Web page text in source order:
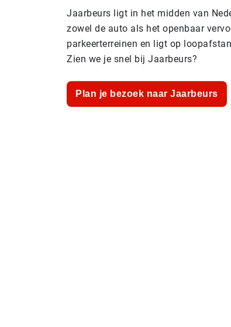
Jaarbeurs ligt in het midden van
zowel de auto als het openbaar
parkeerterreinen en ligt op
Zien we je snel bij Jaarbeurs?
Plan je bezoek naar Jaarbeurs